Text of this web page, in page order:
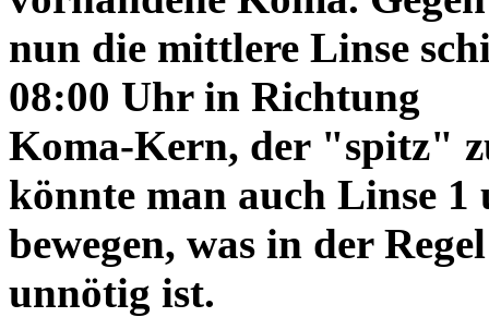
nun die mittlere Linse
08:00 Uhr in Richtung
Koma-Kern, der "spitz"
könnte man auch Linse
bewegen, was in der Regel
unnötig ist.